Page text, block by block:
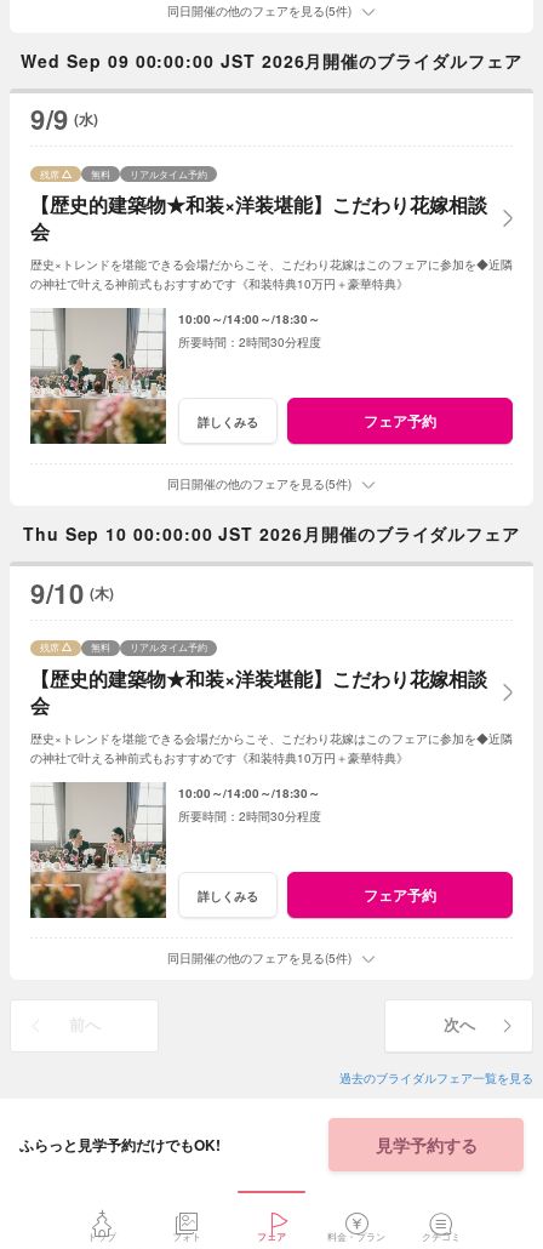
同日開催の他のフェアを見る(5件)
Wed Sep 09 00:00:00 JST 2026月開催のブライダルフェア
9/9 (水)
【歴史的建築物★和装×洋装堪能】こだわり花嫁相談
会
残席 無料 リアルタイム予約
歴史×トレンドを堪能できる会場だからこそ、こだわり花嫁はこのフェアに参加を◆近隣
の神社で叶える神前式もおすすめです《和装特典10万円＋豪華特典》
10:00～ 14:00～ 18:30～
2時間30分程度
詳しくみる フェア予約
同日開催の他のフェアを見る(5件)
Thu Sep 10 00:00:00 JST 2026月開催のブライダルフェア
9/10 (木)
【歴史的建築物★和装×洋装堪能】こだわり花嫁相談
会
残席 無料 リアルタイム予約
歴史×トレンドを堪能できる会場だからこそ、こだわり花嫁はこのフェアに参加を◆近隣
の神社で叶える神前式もおすすめです《和装特典10万円＋豪華特典》
10:00～ 14:00～ 18:30～
2時間30分程度
詳しくみる フェア予約
同日開催の他のフェアを見る(5件)
前へ 次へ
過去のブライダルフェア一覧を見る
ふらっと見学予約だけでもOK! 見学予約する
トップ フォト フェア 料金・プラン クチコミ